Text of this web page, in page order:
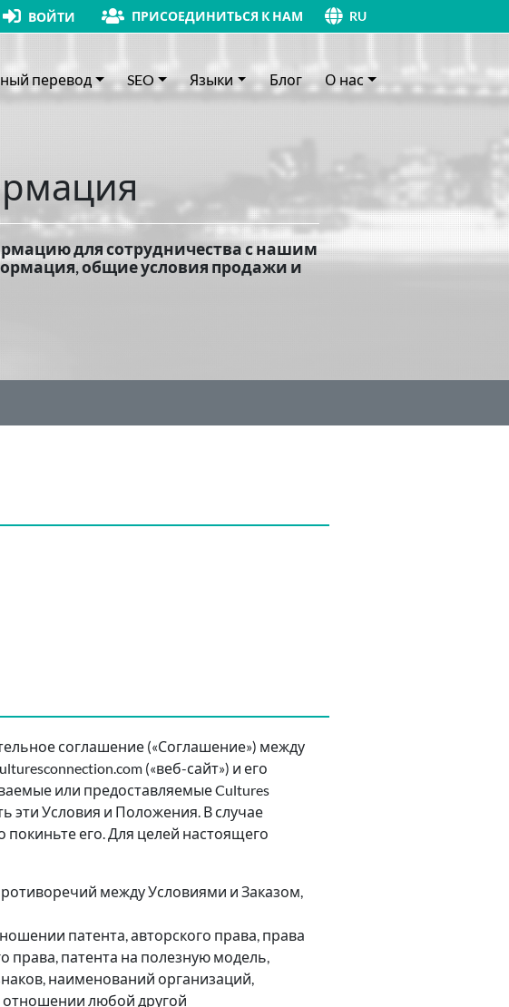
ВОЙТИ ПРИСОЕДИНИТЬСЯ К НАМ RU
перевод SEO Языки Блог О нас
для сотрудничества с нашим
общие условия продажи и
соглашение («Соглашение») между
(«веб-сайт») и его
или предоставляемые Cultures
эти Условия и Положения. В случае
его. Для целей настоящего
между Условиями и Заказом,
патента, авторского права, права
права, патента на полезную модель,
наименований организаций,
отношении любой другой